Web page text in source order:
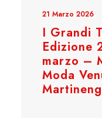
21 Marzo 2026
I Grandi
Edizione
marzo –
Moda